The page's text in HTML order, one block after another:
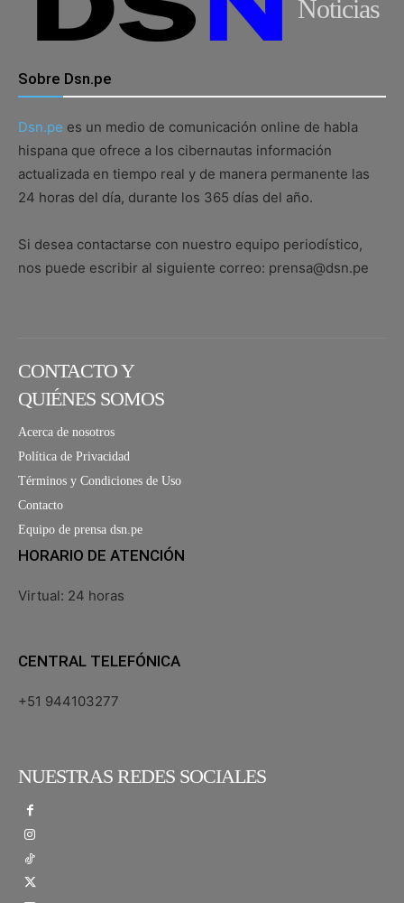
Noticias
Sobre Dsn.pe
Dsn.pe es un medio de comunicación online de habla
hispana que ofrece a los cibernautas información
actualizada en tiempo real y de manera permanente las
24 horas del día, durante los 365 días del año.
Si desea contactarse con nuestro equipo periodístico,
nos puede escribir al siguiente correo: prensa@dsn.pe
CONTACTO Y
QUIÉNES SOMOS
Acerca de nosotros
Política de Privacidad
Términos y Condiciones de Uso
Contacto
Equipo de prensa dsn.pe
HORARIO DE ATENCIÓN
Virtual: 24 horas
CENTRAL TELEFÓNICA
+51 944103277
NUESTRAS REDES SOCIALES